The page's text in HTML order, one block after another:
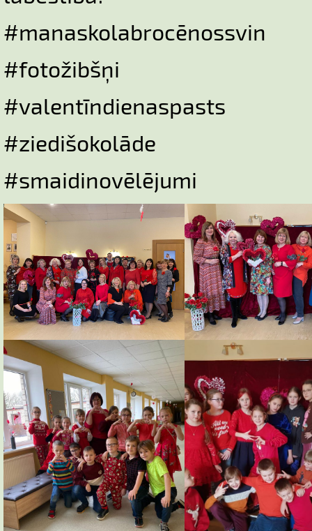
#manaskolabrocēnossvin
#fotožibšņi
#valentīndienaspasts
#ziedišokolāde
#smaidinovēlējumi